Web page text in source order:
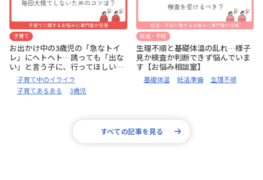
子育て
お出かけ中の3歳児の「急なトイ
レ」にヘトヘト…誘っても「出な
い」と言う子に、行ってほしいタ
イミングで誘う声かけのコツは？
【お悩み相談室】
子育て中のイライラ
子育てあるある
3歳児
妊活・不妊
生理不順と基礎体温の乱れ…様子
見か検査か判断できず悩んでいま
す【お悩み相談室】
基礎体温 妊活準備 生理不順
すべての記事を見る